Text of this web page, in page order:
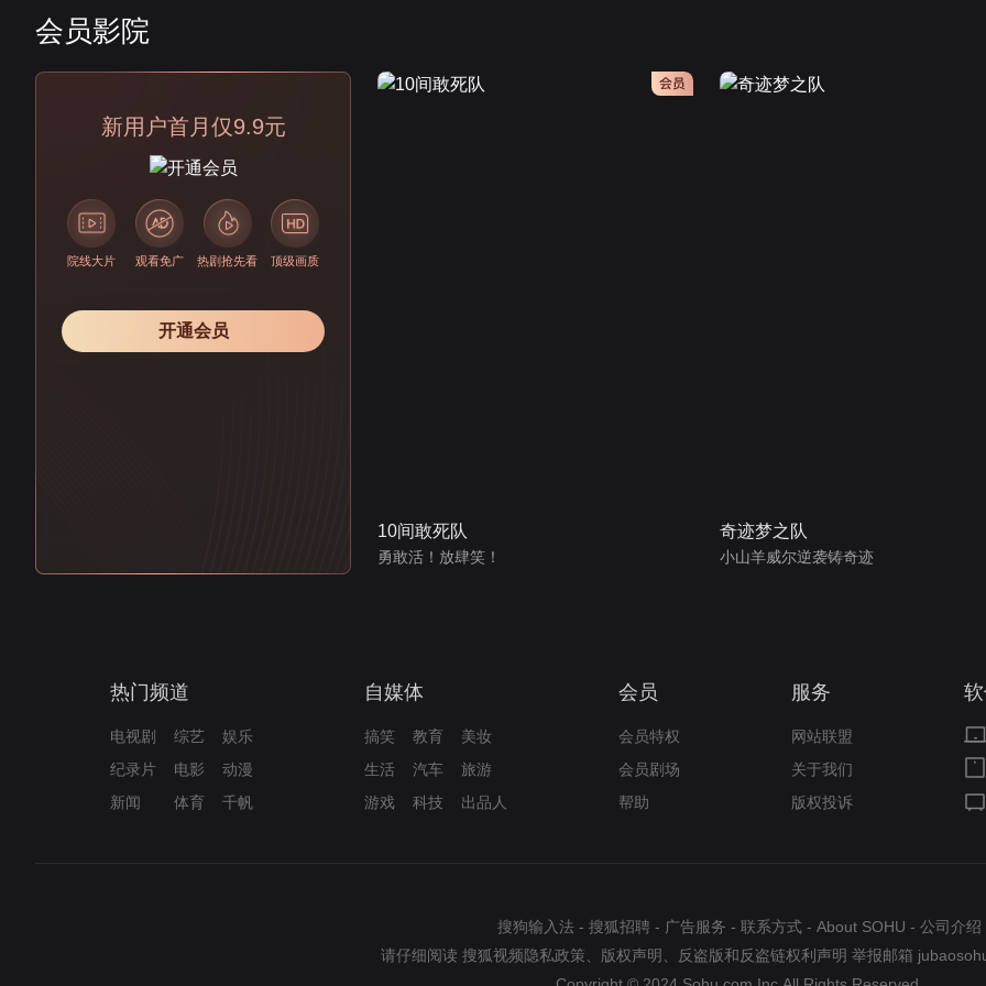
会员影院
新用户首月仅9.9元
院线大片 观看免广 热剧抢先看 顶级画质
开通会员
会员
10间敢死队
勇敢活！放肆笑！
奇迹梦之队
小山羊威尔逆袭铸奇迹
热门频道
电视剧 综艺
娱乐
纪录片
电影
动漫
新闻
体育 千帆
自媒体
搞笑 教育
美妆
生活
汽车
旅游
游戏
科技 出品人
会员
会员特权
会员剧场
帮助
服务
网站联盟
关于我们
版权投诉
搜狗输入法 - 搜狐招聘 - 广告服务 - 联系方式 - About SOHU - 公司介绍
请仔细阅读 搜狐视频隐私政策 版权声明 反盗版和反盗链权利声明 举报邮箱